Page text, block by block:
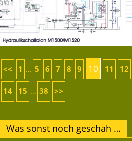
<< 1 ... 5 6 7 8 9 10 11 12
14 15 ... 38 >>
Was sonst noch geschah …